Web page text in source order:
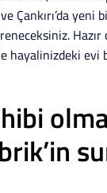
Çankırı’da yeni
hayalinizdeki evi